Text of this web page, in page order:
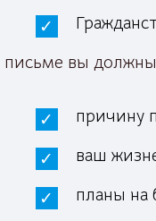
письме вы
причину
ваш
планы на